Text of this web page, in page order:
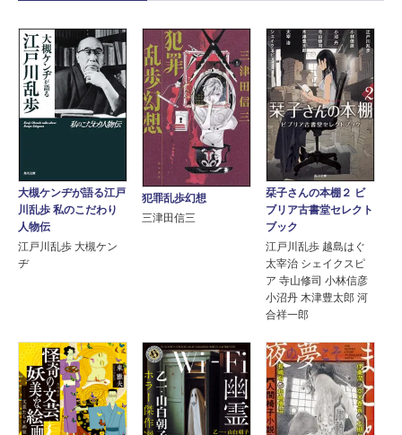
大槻ケンヂが語る江戸
川乱歩 私のこだわり
人物伝
江戸川乱歩 大槻ケン
ヂ
犯罪乱歩幻想
三津田信三
栞子さんの本棚２ ビ
ブリア古書堂セレクト
ブック
江戸川乱歩 越島はぐ
太宰治 シェイクスピ
ア 寺山修司 小林信彦
小沼丹 木津豊太郎 河
合祥一郎